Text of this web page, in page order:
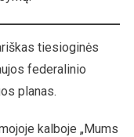
Iš
PSO
tiesioginės
federalinio
planas.
kalboje „Mums